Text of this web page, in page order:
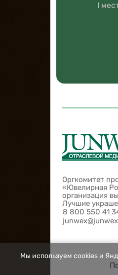
I
Оргкомитет
«Ювелирная
организация
Лучшие
8 800 550 41
Мы используем cookies и